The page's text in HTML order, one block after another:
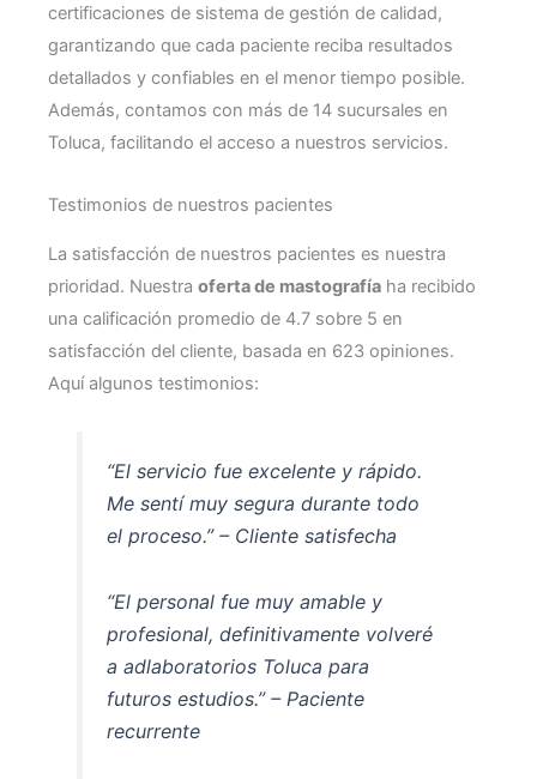
certificaciones de sistema de gestión de calidad,
garantizando que cada paciente reciba resultados
detallados y confiables en el menor tiempo posible.
Además, contamos con más de 14 sucursales en
Toluca, facilitando el acceso a nuestros servicios.
Testimonios de nuestros pacientes
La satisfacción de nuestros pacientes es nuestra
prioridad. Nuestra oferta de mastografía ha recibido
una calificación promedio de 4.7 sobre 5 en
satisfacción del cliente, basada en 623 opiniones.
Aquí algunos testimonios:
“El servicio fue excelente y rápido.
Me sentí muy segura durante todo
el proceso.” – Cliente satisfecha
“El personal fue muy amable y
profesional, definitivamente volveré
a adlaboratorios Toluca para
futuros estudios.” – Paciente
recurrente